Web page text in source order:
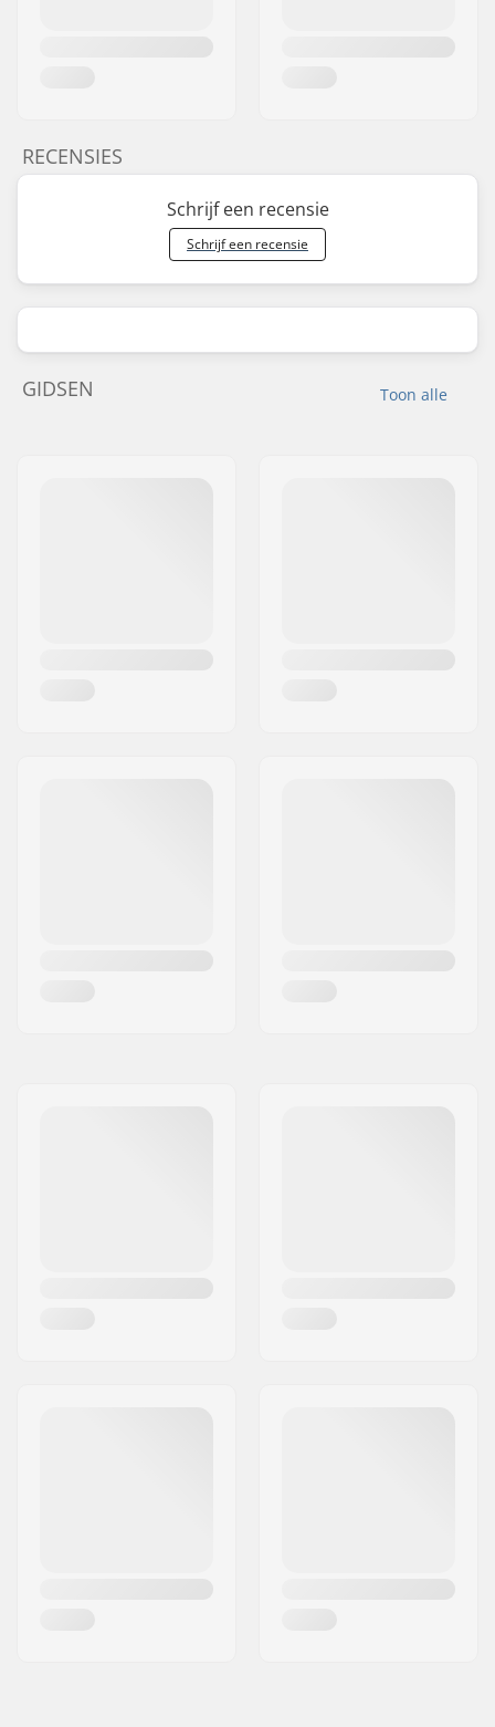
RECENSIES
Schrijf een recensie
Schrijf een recensie
Toon alle
GIDSEN